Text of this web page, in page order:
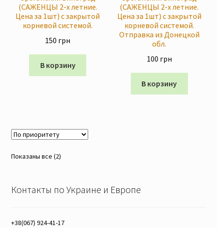
Скидки
(САЖЕНЦЫ 2-х летние.
Цена за 1шт) с закрытой
корневой системой.
150 грн
В корзину
(САЖЕНЦЫ 2-х летние.
Цена за 1шт) с закрытой
корневой системой.
Отправка из Донецкой
обл.
100 грн
В корзину
Показаны все (2)
Контакты по Украине и Европе
+38(067) 924-41-17